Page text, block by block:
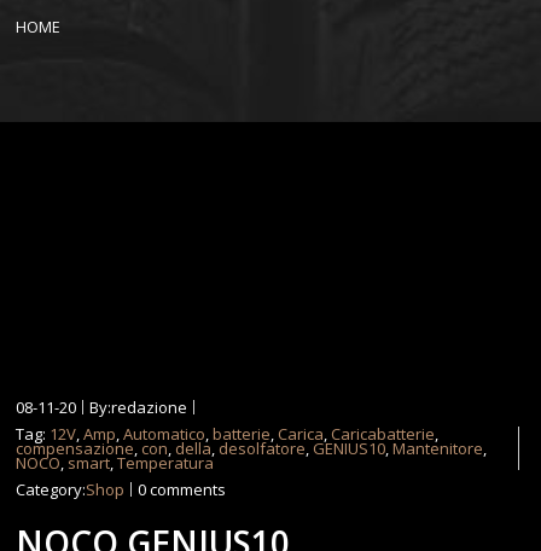
HOME
08-11-20
By:redazione
Tag: 12V,Amp,Automatico,batterie, Carica, Caricabatterie,
compensazione, con, della, desolfatore, GENIUS10,Mantenitore,
NOCO, smart,Temperatura
Category:Shop 0 comments